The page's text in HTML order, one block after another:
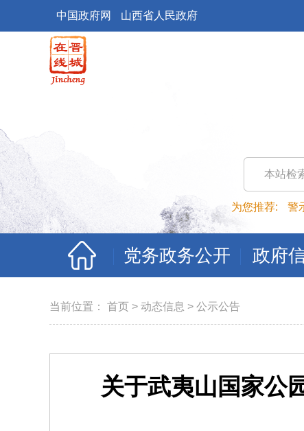
中国政府网 山西省人民政府
本站检
为您推荐: 警
党务政务公开 政府
当前位置： 首页 > 动态信息 > 公示公告
关于武夷山国家公